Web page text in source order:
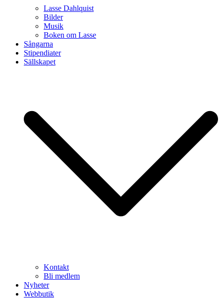
Lasse Dahlquist
Bilder
Musik
Boken om Lasse
Sångarna
Stipendiater
Sällskapet
Kontakt
Bli medlem
Nyheter
Webbutik